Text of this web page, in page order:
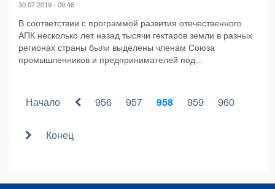
30.07.2019 - 09:46
В соответствии с программой развития отечественного
АПК несколько лет назад тысячи гектаров земли в разных
регионах страны были выделены членам Союза
промышленников и предпринимателей под...
Начало 956 957 958 959 960
Конец